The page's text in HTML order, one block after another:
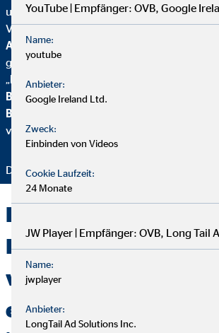
unser Engagement in Qualität, Fairness und
VonFocus Moneywurden wir fürTop
Altersvorsorgeberatung und als fairster
geehrt. Zusätzlich erhielten wir vom
„ FairCompany“-
Beschäftigung und Employability (IBE
Brancheninitiative Nachhaltigkeit
verantwortungsvolle Beratung ein.
Danke für Ihr Vertrauen – wir bleiben dran!
Lassen Sie uns
Ihren Lebenstraum
verwirklichen und
erhalten!
YouTube | Empfänger: OVB, Google
Name:
youtube
Anbieter:
Google Ireland Ltd.
Zweck:
Einbinden von Videos
Cookie Laufzeit:
24 Monate
JW Player | Empfänger: OVB, Long Tail
Name:
jwplayer
Anbieter:
LongTail Ad Solutions Inc.